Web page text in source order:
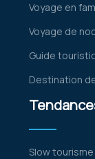
Voyage en
Voyage de
Guide
Destination
Slow tourisme